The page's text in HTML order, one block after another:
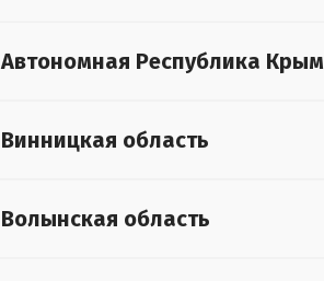
Автономная Республика Крым
Винницкая область
Волынская область